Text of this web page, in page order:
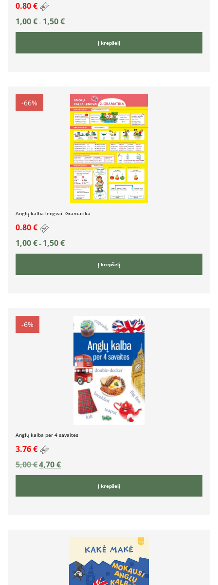
0.80 €
1,00€ – 1,50€
Į krepšelį
-66%
Anglų kalba lengvai. Gramatika
0.80 €
1,00€ – 1,50€
Į krepšelį
-6%
Anglų kalba per 4 savaites
3.76 €
5,00€4,70€
Į krepšelį